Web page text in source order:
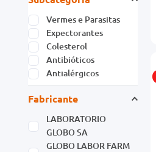
Vermes e Parasitas
Expectorantes
Colesterol
Antibióticos
Antialérgicos
Fabricante
LABORATORIO
GLOBO SA
GLOBO LABOR FARM